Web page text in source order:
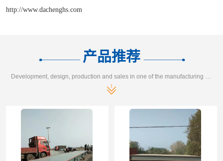
http://www.dachenghs.com
产品推荐